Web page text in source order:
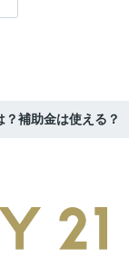
補助金は使える？